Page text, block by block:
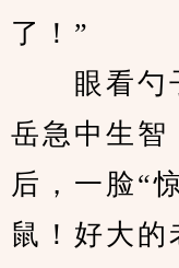
了！”
眼看勺子
岳急中生智
后，一脸“
鼠！好大的